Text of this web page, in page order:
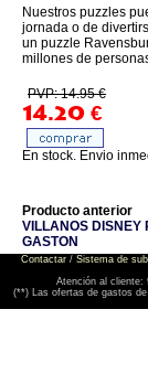
Nuestros puzzles
jornada o de
un puzzle
millones de
PVP: 14.95 €
14.20 €
En stock. Envio
Producto anterior
VILLANOS DISNEY
GASTON
Contactar/ Sistema de
Atención al cliente:
(**) Las ofertas de gastos